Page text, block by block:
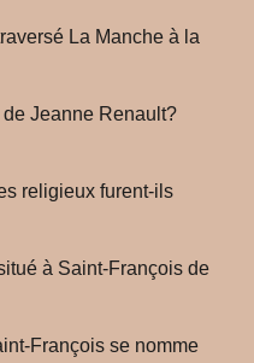
La Manche à la
de Jeanne Renault?
religieux furent-ils
à Saint-François de
François se nomme